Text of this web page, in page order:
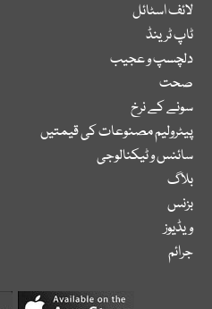
لائف اسٹائل
ٹاپ ٹرینڈ
دلچسپ و عجیب
صحت
سونے کے نرخ
پیٹرولیم مصنوعات کی قیمتیں
سائنس و ٹیکنالوجی
بلاگ
بزنس
ویڈیوز
جرائم